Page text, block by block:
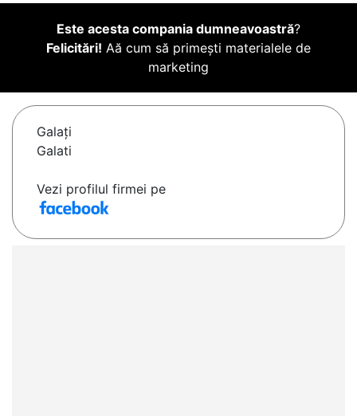
Este acesta compania dumneavoastră?
Felicitări! Aă cum să primești materialele de
marketing
Galaţi
Galati
Vezi profilul firmei pe